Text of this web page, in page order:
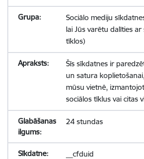
Sociālo mediju
lai Jūs varētu dalīties
tīklos)
Šīs sīkdatnes ir
un satura
mūsu vietnē,
sociālos tīklus vai citas
24 stundas
__cfduid